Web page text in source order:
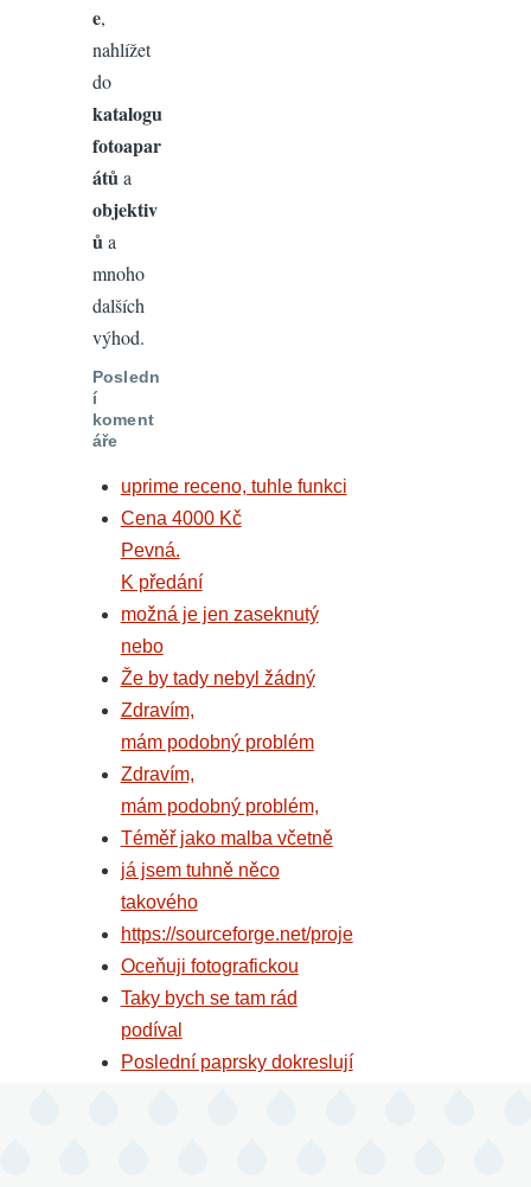
e,
nahlížet
do
katalogu
fotoapar
átů a
objektiv
ů a
mnoho
dalších
výhod.
Posledn
í
koment
áře
uprime receno, tuhle funkci
Cena 4000 Kč
Pevná.
K předání
možná je jen zaseknutý
nebo
Že by tady nebyl žádný
Zdravím,
mám podobný problém
Zdravím,
mám podobný problém,
Téměř jako malba včetně
já jsem tuhně něco
takového
https://sourceforge.net/proje
Oceňuji fotografickou
Taky bych se tam rád
podíval
Poslední paprsky dokreslují